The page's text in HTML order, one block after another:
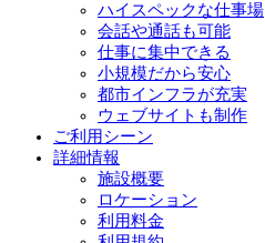
ハイスペックな仕事場
会話や通話も可能
仕事に集中できる
小規模だから安心
都市インフラが充実
ウェブサイトも制作
ご利用シーン
詳細情報
施設概要
ロケーション
利用料金